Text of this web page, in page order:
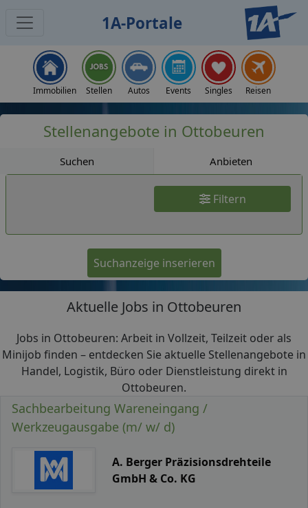
1A-Portale
Immobilien Stellen Autos Events Singles Reisen
Stellenangebote in Ottobeuren
Suchen Anbieten
Filtern
Suchanzeige inserieren
Aktuelle Jobs in Ottobeuren
Jobs in Ottobeuren: Arbeit in Vollzeit, Teilzeit oder als
Minijob finden – entdecken Sie aktuelle Stellenangebote in
Handel, Logistik, Büro oder Dienstleistung direkt in
Ottobeuren.
Sachbearbeitung Wareneingang /
Werkzeugausgabe (m/ w/ d)
A. Berger Präzisionsdrehteile
GmbH & Co. KG